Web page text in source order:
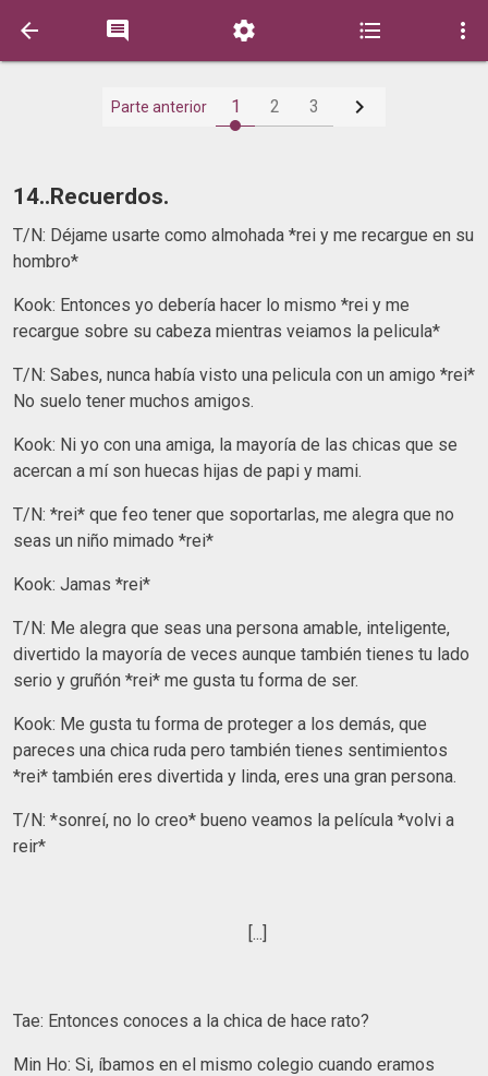
    
Parte anterior 1 2 3 
14..Recuerdos.
T/N: Déjame usarte como almohada *rei y me recargue en su
hombro*
Kook: Entonces yo debería hacer lo mismo *rei y me
recargue sobre su cabeza mientras veiamos la pelicula*
T/N: Sabes, nunca había visto una pelicula con un amigo *rei*
No suelo tener muchos amigos.
Kook: Ni yo con una amiga, la mayoría de las chicas que se
acercan a mí son huecas hijas de papi y mami.
T/N: *rei* que feo tener que soportarlas, me alegra que no
seas un niño mimado *rei*
Kook: Jamas *rei*
T/N: Me alegra que seas una persona amable, inteligente,
divertido la mayoría de veces aunque también tienes tu lado
serio y gruñón *rei* me gusta tu forma de ser.
Kook: Me gusta tu forma de proteger a los demás, que
pareces una chica ruda pero también tienes sentimientos
*rei* también eres divertida y linda, eres una gran persona.
T/N: *sonreí, no lo creo* bueno veamos la película *volvi a
reir*
[...]
Tae: Entonces conoces a la chica de hace rato?
Min Ho: Si, íbamos en el mismo colegio cuando eramos